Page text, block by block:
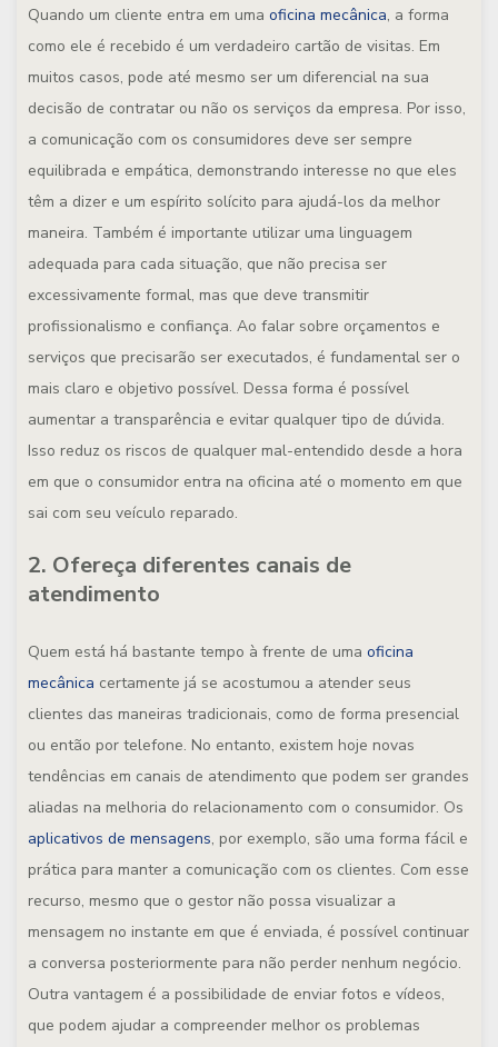
Quando um cliente entra em uma oficina mecânica, a forma
como ele é recebido é um verdadeiro cartão de visitas. Em
muitos casos, pode até mesmo ser um diferencial na sua
decisão de contratar ou não os serviços da empresa. Por isso,
a comunicação com os consumidores deve ser sempre
equilibrada e empática, demonstrando interesse no que eles
têm a dizer e um espírito solícito para ajudá-los da melhor
maneira. Também é importante utilizar uma linguagem
adequada para cada situação, que não precisa ser
excessivamente formal, mas que deve transmitir
profissionalismo e confiança. Ao falar sobre orçamentos e
serviços que precisarão ser executados, é fundamental ser o
mais claro e objetivo possível. Dessa forma é possível
aumentar a transparência e evitar qualquer tipo de dúvida.
Isso reduz os riscos de qualquer mal-entendido desde a hora
em que o consumidor entra na oficina até o momento em que
sai com seu veículo reparado.
2. Ofereça diferentes canais de
atendimento
Quem está há bastante tempo à frente de uma oficina
mecânica certamente já se acostumou a atender seus
clientes das maneiras tradicionais, como de forma presencial
ou então por telefone. No entanto, existem hoje novas
tendências em canais de atendimento que podem ser grandes
aliadas na melhoria do relacionamento com o consumidor. Os
aplicativos de mensagens, por exemplo, são uma forma fácil e
prática para manter a comunicação com os clientes. Com esse
recurso, mesmo que o gestor não possa visualizar a
mensagem no instante em que é enviada, é possível continuar
a conversa posteriormente para não perder nenhum negócio.
Outra vantagem é a possibilidade de enviar fotos e vídeos,
que podem ajudar a compreender melhor os problemas